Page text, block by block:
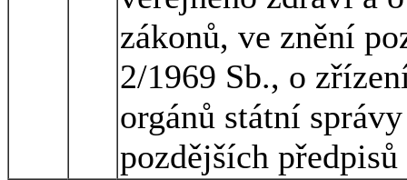
zákonů, ve znění
2/1969 Sb., o
orgánů státní
pozdějších předpisů